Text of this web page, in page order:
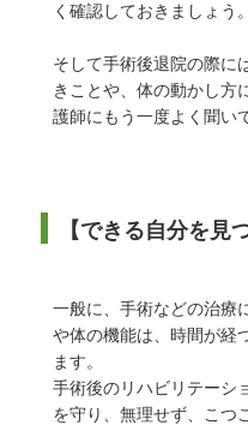
く確認しておきましょう。
そして手術後退院の際に
きことや、体の動かし方
護師にもう一度よく聞い
【できる自分を見
一般に、手術などの治療
や体の機能は、時間が経
ます。
手術後のリハビリテーシ
を守り、無理せず、こつ